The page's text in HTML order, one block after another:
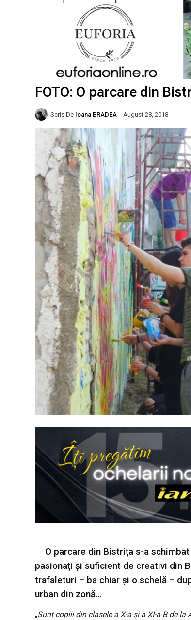
FOTO: O parcare din
Scris De Ioana BRADEA August 28, 2018
O parcare din Bistrița s-a
pasionați și suficient de creativi din
trafaleturi – ba chiar și o schelă –
urban din zonă…
„Sunt copiii din clasele a X-a și a XI-a B de